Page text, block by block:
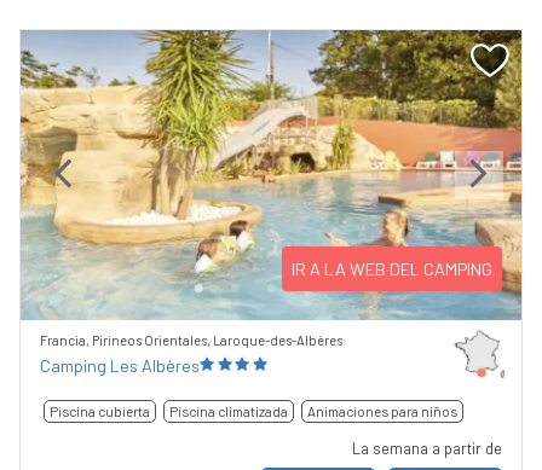
Previous Next
IR A LA WEB DEL CAMPING
Francia, Pirineos Orientales, Laroque-des-Albères
Camping Les Albères
Piscina cubierta Piscina climatizada Animaciones para niños
La semana a partir de